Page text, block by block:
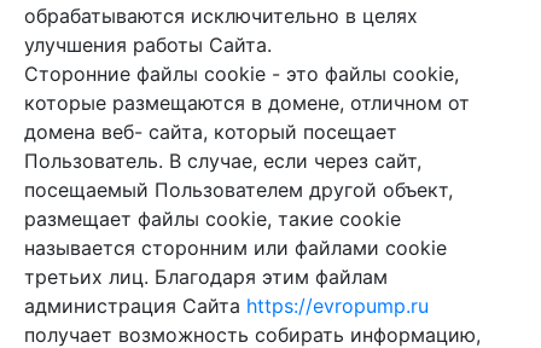
обрабатываются исключительно в целях
улучшения работы Сайта.
Сторонние файлы cookie - это файлы cookie,
которые размещаются в домене, отличном от
домена веб- сайта, который посещает
Пользователь. В случае, если через сайт,
посещаемый Пользователем другой объект,
размещает файлы cookie, такие cookie
называется сторонним или файлами cookie
третьих лиц. Благодаря этим файлам
администрация Сайта https://evropump.ru
получает возможность собирать информацию,